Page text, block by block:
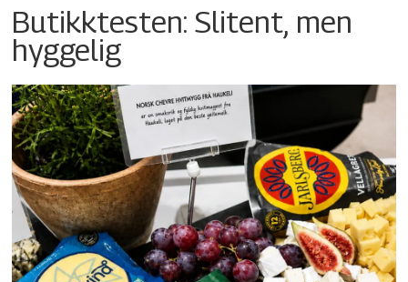
Butikktesten: Slitent, men
hyggelig